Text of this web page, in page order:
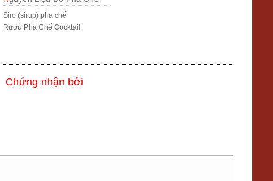
Siro (sirup) pha chế
Rượu Pha Chế Cocktail
Chứng nhận bởi